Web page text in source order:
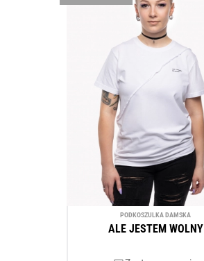
PODKOSZULKA DAMSKA
ALE JESTEM WOLNY